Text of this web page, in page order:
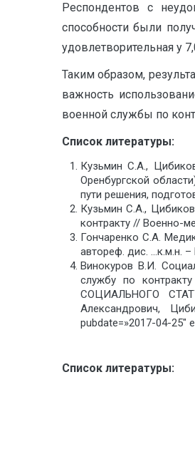
Респондентов с
способности были
удовлетворительная у
Таким образом,
важность
военной службы по
Список литературы:
Кузьмин С.А.,
Оренбургской
пути решения,
Кузьмин С.А.,
контракту // Военно-
Гончаренко С.А.
автореф. дис. …к.м.н. –
Винокуров В.И.
службу по
СОЦИАЛЬНОГО
Александрович,
pubdate=»2017-04-
Список литературы: